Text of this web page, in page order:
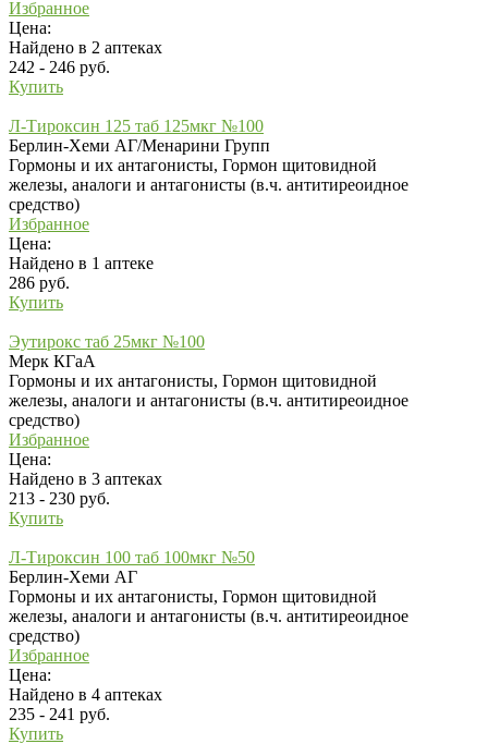
Избранное
Цена:
Найдено в 2 аптеках
242 - 246 руб.
Купить
Л-Тироксин 125 таб 125мкг №100
Берлин-Хеми АГ/Менарини Групп
Гормоны и их антагонисты, Гормон щитовидной
железы, аналоги и антагонисты (в.ч. антитиреоидное
средство)
Избранное
Цена:
Найдено в 1 аптеке
286 руб.
Купить
Эутирокс таб 25мкг №100
Мерк КГаА
Гормоны и их антагонисты, Гормон щитовидной
железы, аналоги и антагонисты (в.ч. антитиреоидное
средство)
Избранное
Цена:
Найдено в 3 аптеках
213 - 230 руб.
Купить
Л-Тироксин 100 таб 100мкг №50
Берлин-Хеми АГ
Гормоны и их антагонисты, Гормон щитовидной
железы, аналоги и антагонисты (в.ч. антитиреоидное
средство)
Избранное
Цена:
Найдено в 4 аптеках
235 - 241 руб.
Купить